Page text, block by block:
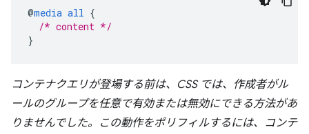
@media all {
/* content */
}
コンテナクエリが登場する前は、CSS では、作成者がル
ールのグループを任意で有効または無効にできる方法があ
りませんでした。この動作をポリフィルするには、コンテ